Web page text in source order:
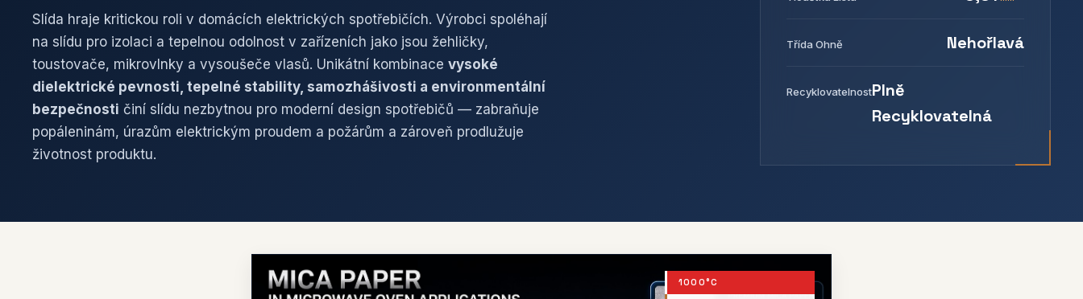
Slída hraje kritickou roli v domácích elektrických spotřebičích. Výrobci spoléhají
na slídu pro izolaci a tepelnou odolnost v zařízeních jako jsou žehličky,
toustovače, mikrovlnky a vysoušeče vlasů. Unikátní kombinace vysoké
dielektrické pevnosti, tepelné stability, samozhášivosti a environmentální
bezpečnosti činí slídu nezbytnou pro moderní design spotřebičů — zabraňuje
popáleninám, úrazům elektrickým proudem a požárům a zároveň prodlužuje
životnost produktu.
Třída Ohně Nehořlavá
RecyklovatelnostPlně
Recyklovatelná
1000°C